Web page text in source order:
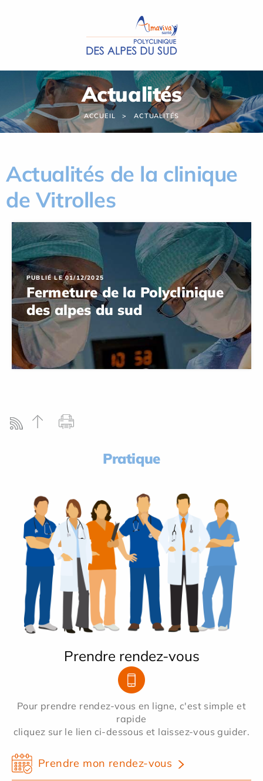
Actualités
ACCUEIL ACTUALITÉS
Actualités de la clinique
de Vitrolles
PUBLIÉ LE 01/12/2025
Fermeture de la Polyclinique
des alpes du sud
Pratique
Prendre rendez-vous
Pour prendre rendez-vous en ligne, c'est simple et
rapide
cliquez sur le lien ci-dessous et laissez-vous guider.
Prendre mon rendez-vous